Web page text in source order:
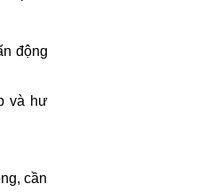
động
và hư
cần